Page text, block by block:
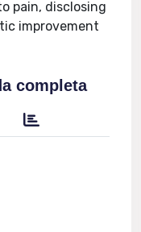
pain, disclosing
improvement
completa